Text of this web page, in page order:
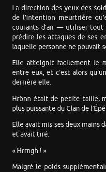
La direction des yeux des
de l’intention meurtrière
courants d’air — utiliser
prédire les attaques de ses
laquelle personne ne pouvait
Elle atteignit facilement le
entre eux, et c’est alors
derrière elle.
Hrönn était de petite taille,
plus puissante du Clan de
Elle avait mis ses deux mains
et avait tiré.
« Hrrngh ! »
Malgré le poids